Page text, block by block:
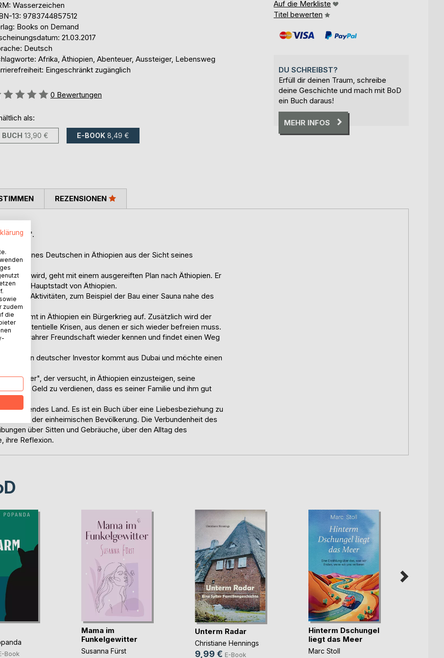
Wasserzeichen
13: 9783744857512
Books on Demand
21.03.2017
Deutsch
Afrika, Äthiopien, Abenteuer, Aussteiger, Lebensweg
Eingeschränkt zugänglich
0 Bewertungen
als:
BUCH 13,90 € E-BOOK 8,49 €
Auf die Merkliste
Titel bewerten
DU SCHREIBST?
Erfüll dir deinen Traum, schreibe
deine Geschichte und mach mit BoD
ein Buch daraus!
MEHR INFOS
Daimler".
eines Deutschen in Äthiopien aus der Sicht seines
wird, geht mit einem ausgereiften Plan nach Äthiopien. Er
der Hauptstadt von Äthiopien.
Aktivitäten, zum Beispiel der Bau einer Sauna nahe des
flammt in Äthiopien ein Bürgerkrieg auf. Zusätzlich wird der
in existentielle Krisen, aus denen er sich wieder befreien muss.
Wert wahrer Freundschaft wieder kennen und findet einen Weg
denn ein deutscher Investor kommt aus Dubai und möchte einen
der versucht, in Äthiopien einzusteigen, seine
genug Geld zu verdienen, dass es seiner Familie und ihm gut
Land. Es ist ein Buch über eine Liebesbeziehung zu
und mit der einheimischen Bevölkerung. Die Verbundenheit des
über Sitten und Gebräuche, über den Alltag des
ihre Reflexion.
REZENSIONEN
Book
Mama im
Funkelgewitter
Susanna Fürst
Unterm Radar
Christiane Hennings
9,99 € E-Book
Hinterm Dschungel
liegt das Meer
Marc Stoll
zudem
die